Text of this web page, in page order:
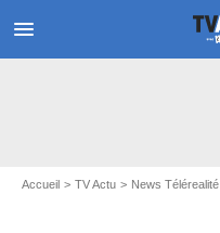
menu
Accueil TV Actu News Télérealité